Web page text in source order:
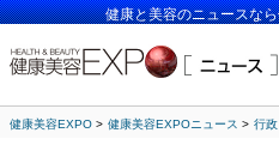
健康と美容のニュースな
健康美容EXPO 健康美容EXPOニュース 行